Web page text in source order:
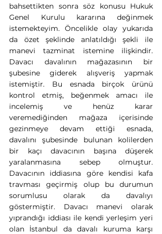
bahsettikten sonra söz konusu Hukuk
Genel Kurulu kararına değinmek
istemekteyim. Öncelikle olay yukarıda
da özet şeklinde anlatıldığı şekli ile
manevi tazminat istemine ilişkindir.
Davacı davalının mağazasının bir
şubesine giderek alışveriş yapmak
istemiştir. Bu esnada birçok ürünü
kontrol etmiş, beğenmek amacı ile
incelemiş ve henüz karar
veremediğinden mağaza içerisinde
gezinmeye devam ettiği esnada,
davalını şubesinde bulunan kolilerden
bir kaçı davacının başına düşerek
yaralanmasına sebep olmuştur.
Davacının iddiasına göre kendisi kafa
travması geçirmiş olup bu durumun
sorumlusu olarak da davalıyı
göstermiştir. Davacı manevi olarak
yıprandığı iddiası ile kendi yerleşim yeri
olan İstanbul da davalı kuruma karşı